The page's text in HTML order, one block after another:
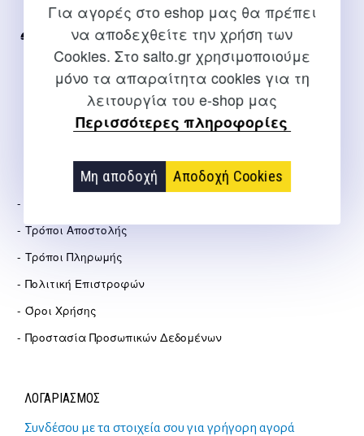
Για αγορές στο eshop μας θα πρέπει
να αποδεχθείτε την χρήση των
Cookies. Στο salto.gr χρησιμοποιούμε
μόνο τα απαραίτητα cookies για τη
λειτουργία του e-shop μας
Περισσότερες πληροφορίες
Μη αποδοχή Αποδοχή Cookies
Internet
2310 267108
info@salto.gr
Αγγελάκη 21, Θεσσαλονίκη
Τρόποι Αποστολής
Τρόποι Πληρωμής
Πολιτική Επιστροφών
Όροι Χρήσης
Προστασία Προσωπικών Δεδομένων
ΛΟΓΑΡΙΑΣΜΟΣ
Συνδέσου με τα στοιχεία σου για γρήγορη αγορά